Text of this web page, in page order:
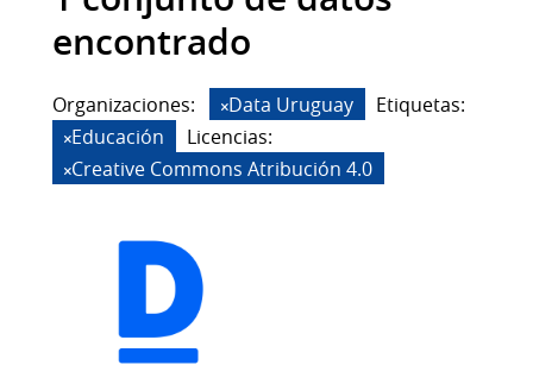
encontrado
Organizaciones: Data Uruguay
Etiquetas:
Educación
Licencias:
Creative Commons Atribución 4.0